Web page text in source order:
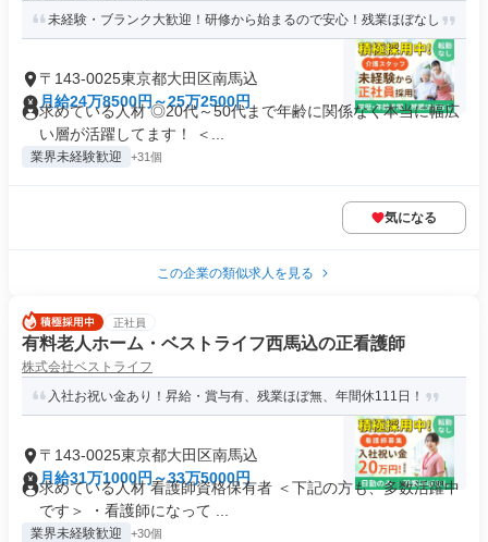
未経験・ブランク大歓迎！研修から始まるので安心！残業ほぼなし
〒143-0025東京都大田区南馬込
月給24万8500円～25万2500円
求めている人材 ◎20代～50代まで年齢に関係なく本当に幅広
い層が活躍してます！ ＜...
業界未経験歓迎 +31個
気になる
この企業の類似求人を見る
正社員
有料老人ホーム・ベストライフ西馬込の正看護師
株式会社ベストライフ
入社お祝い金あり！昇給・賞与有、残業ほぼ無、年間休111日！
〒143-0025東京都大田区南馬込
月給31万1000円～33万5000円
求めている人材 看護師資格保有者 ＜下記の方も、多数活躍中
です＞ ・看護師になって ...
業界未経験歓迎 +30個